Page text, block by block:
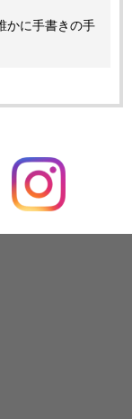
かに手書きの手